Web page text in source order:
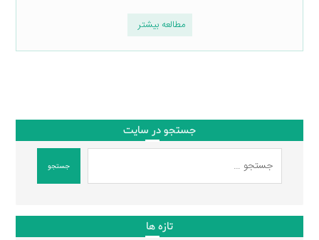
مطالعه بیشتر
جستجو در سایت
جستجو
تازه ها